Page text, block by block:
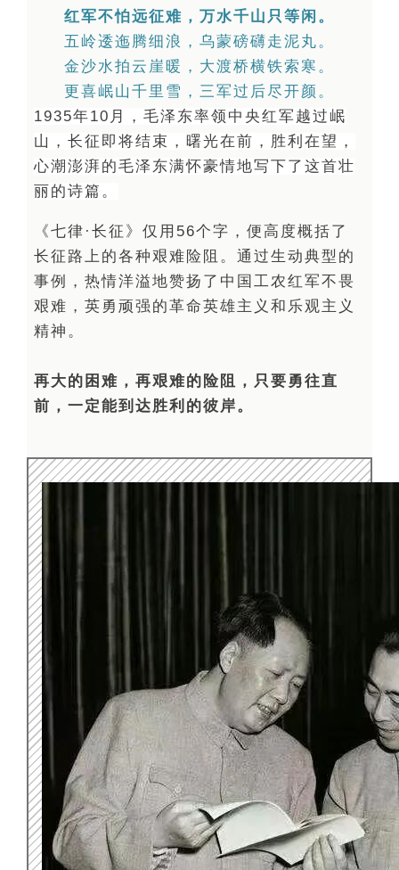
红军不怕远征难，万水千山只等闲。
五岭逶迤腾细浪，乌蒙磅礴走泥丸。
金沙水拍云崖暖，大渡桥横铁索寒。
更喜岷山千里雪，三军过后尽开颜。
1935年10月，毛泽东率领中央红军越过岷
山，长征即将结束，曙光在前，胜利在望，
心潮澎湃的毛泽东满怀豪情地写下了这首壮
丽的诗篇。
《七律·长征》仅用56个字，便高度概括了
长征路上的各种艰难险阻。通过生动典型的
事例，热情洋溢地赞扬了中国工农红军不畏
艰难，英勇顽强的革命英雄主义和乐观主义
精神。
再大的困难，再艰难的险阻，只要勇往直
前，一定能到达胜利的彼岸。